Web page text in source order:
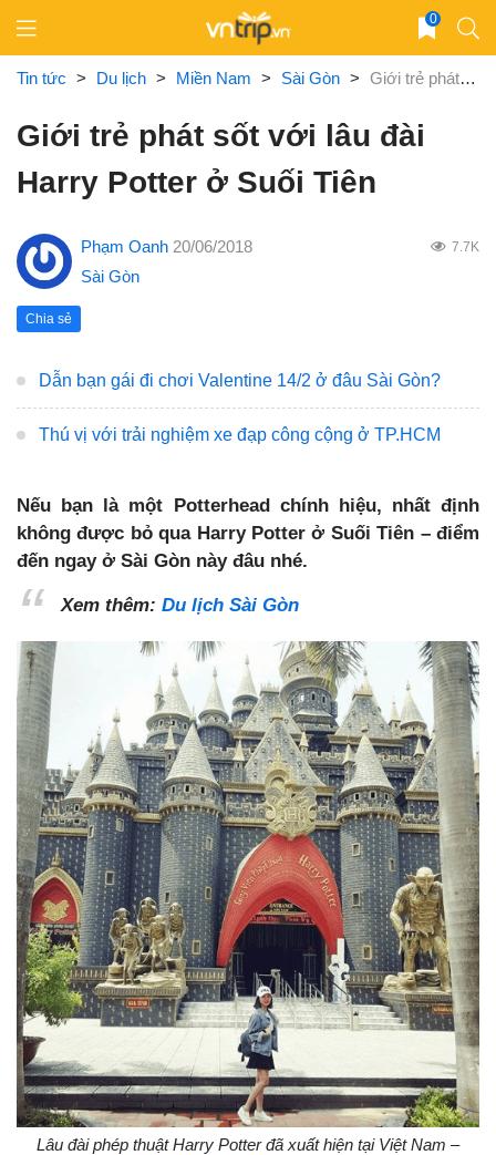
content
0
Tin tức > Du lịch > Miền Nam > Sài Gòn > Giới trẻ phát sốt với lâu đài Harry Potter ở Suối Tiên
Giới trẻ phát sốt với lâu đài
Harry Potter ở Suối Tiên
Phạm Oanh 20/06/2018 7.7K
Sài Gòn
Chia sẻ
Dẫn bạn gái đi chơi Valentine 14/2 ở đâu Sài Gòn?
Thú vị với trải nghiệm xe đạp công cộng ở TP.HCM
Nếu bạn là một Potterhead chính hiệu, nhất định
không được bỏ qua Harry Potter ở Suối Tiên – điểm
đến ngay ở Sài Gòn này đâu nhé.
Xem thêm: Du lịch Sài Gòn
Lâu đài phép thuật Harry Potter đã xuất hiện tại Việt Nam –